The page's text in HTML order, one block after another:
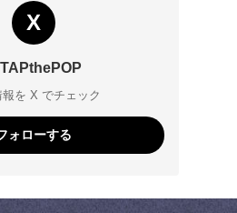
X
を X でチェック
ォローする